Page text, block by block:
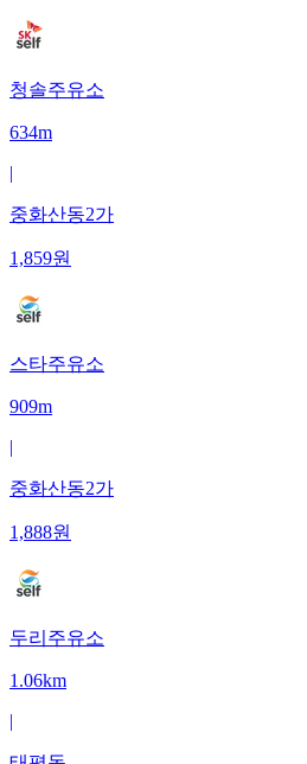
청솔주유소
634m
|
중화산동2가
1,859원
스타주유소
909m
|
중화산동2가
1,888원
두리주유소
1.06km
|